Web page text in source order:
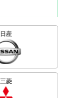
日産
三菱